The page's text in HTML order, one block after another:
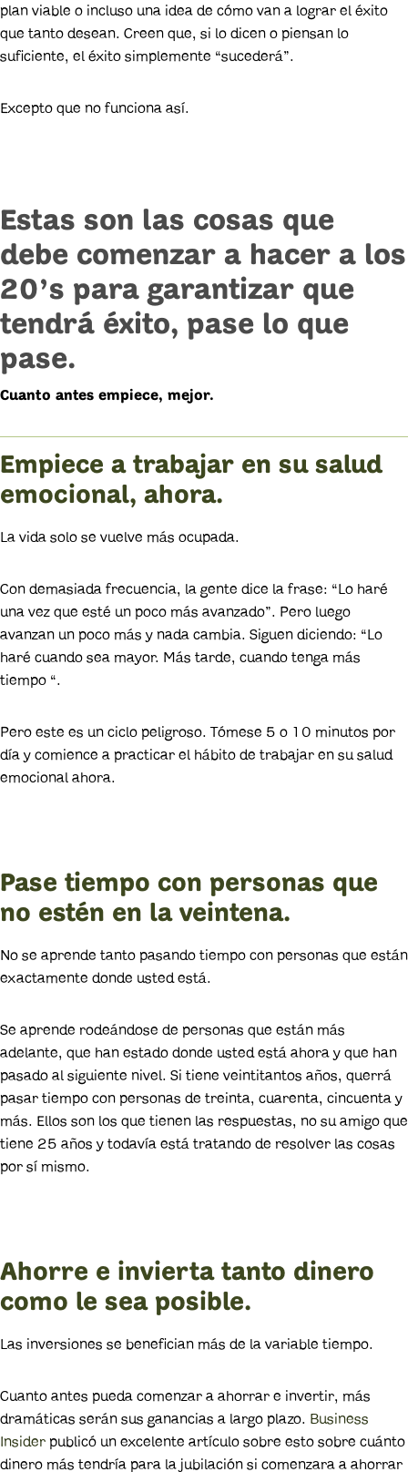
plan viable o incluso una idea de cómo van a lograr el éxito
que tanto desean. Creen que, si lo dicen o piensan lo
suficiente, el éxito simplemente “sucederá”.
Excepto que no funciona así.
Estas son las cosas que
debe comenzar a hacer a los
20’s para garantizar que
tendrá éxito, pase lo que
pase.
Cuanto antes empiece, mejor.
Empiece a trabajar en su salud
emocional, ahora.
La vida solo se vuelve más ocupada.
Con demasiada frecuencia, la gente dice la frase: “Lo haré
una vez que esté un poco más avanzado”. Pero luego
avanzan un poco más y nada cambia. Siguen diciendo: “Lo
haré cuando sea mayor. Más tarde, cuando tenga más
tiempo “.
Pero este es un ciclo peligroso. Tómese 5 o 10 minutos por
día y comience a practicar el hábito de trabajar en su salud
emocional ahora.
Pase tiempo con personas que
no estén en la veintena.
No se aprende tanto pasando tiempo con personas que están
exactamente donde usted está.
Se aprende rodeándose de personas que están más
adelante, que han estado donde usted está ahora y que han
pasado al siguiente nivel. Si tiene veintitantos años, querrá
pasar tiempo con personas de treinta, cuarenta, cincuenta y
más. Ellos son los que tienen las respuestas, no su amigo que
tiene 25 años y todavía está tratando de resolver las cosas
por sí mismo.
Ahorre e invierta tanto dinero
como le sea posible.
Las inversiones se benefician más de la variable tiempo.
Cuanto antes pueda comenzar a ahorrar e invertir, más
dramáticas serán sus ganancias a largo plazo. Business
Insider publicó un excelente artículo sobre esto sobre cuánto
dinero más tendría para la jubilación si comenzara a ahorrar